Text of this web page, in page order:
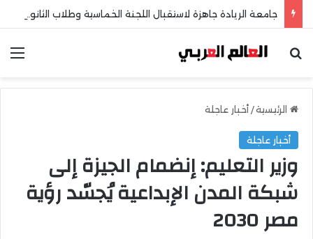
بحث عن
الرئيسية/ أخبار عاجلة
أخبار عاجلة
وزير التعليم: إنضمام الجيزة إلى
شبكة المدن الإبداعية يُجسّد رؤية
مصر 2030